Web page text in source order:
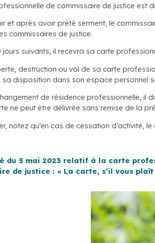
de commissaire de justice est
et après avoir prêté serment, le
commissaires de justice.
jours suivants, il recevra sa carte
destruction ou vol de sa carte
disposition dans son espace personnel
de résidence professionnelle, il
ne peut être délivrée sans remise de la
notez qu’en cas de cessation d’activité,
du 5 mai 2023 relatif à la carte
de justice : « La carte, s’il vous plaît